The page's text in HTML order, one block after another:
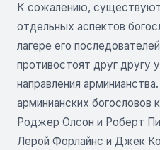
К сожалению, существуют
отдельных аспектов
лагере его
противостоят друг другу
направления
арминианских богословов
Роджер Олсон и Роберт
Лерой Форлайнс и Джек